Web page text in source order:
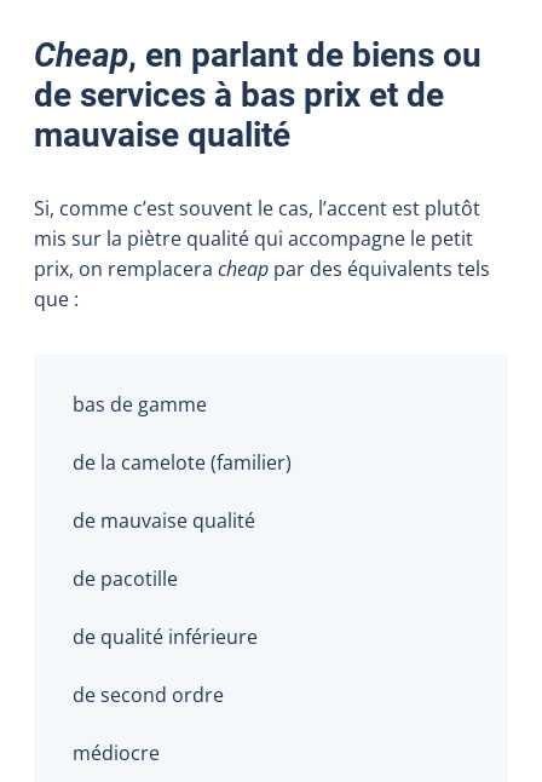
Cheap, en parlant de biens ou
de services à bas prix et de
mauvaise qualité
Si, comme c’est souvent le cas, l’accent est plutôt
mis sur la piètre qualité qui accompagne le petit
prix, on remplacera cheap par des équivalents tels
que :
bas de gamme
de la camelote (familier)
de mauvaise qualité
de pacotille
de qualité inférieure
de second ordre
médiocre